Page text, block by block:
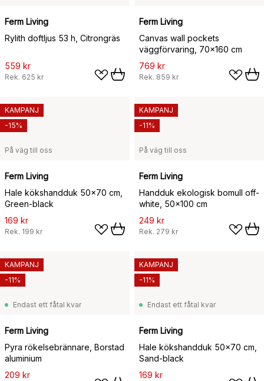
Ferm Living
Rylith doftljus 53 h, Citrongräs
559 kr
Rek. 625 kr
Ferm Living
Canvas wall pockets
väggförvaring, 70x160 cm
769 kr
Rek. 859 kr
På väg till oss
Ferm Living
Hale kökshandduk 50x70 cm,
Green-black
169 kr
Rek. 199 kr
KAMPANJ
-15%
På väg till oss
Ferm Living
Handduk ekologisk bomull off-
white, 50x100 cm
249 kr
Rek. 279 kr
KAMPANJ
-11%
Endast ett fåtal kvar
Ferm Living
Pyra rökelsebrännare, Borstad
aluminium
209 kr
KAMPANJ
-11%
Endast ett fåtal kvar
Ferm Living
Hale kökshandduk 50x70 cm,
Sand-black
169 kr
KAMPANJ
-11%